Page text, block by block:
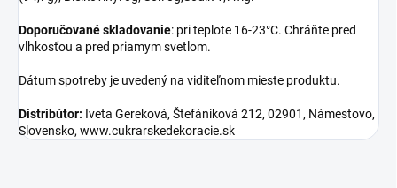
Doporučované skladovanie: pri teplote 16-23°C. Chráňte pred
vlhkosťou a pred priamym svetlom.
Dátum spotreby je uvedený na viditeľnom mieste produktu.
Distribútor: Iveta Gereková, Štefániková 212, 02901, Námestovo,
Slovensko, www.cukrarskedekoracie.sk